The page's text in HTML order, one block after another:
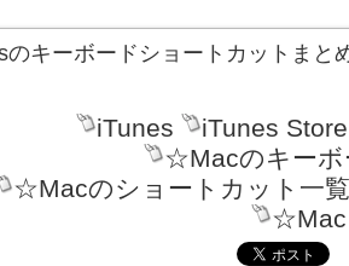
のキーボードショートカットまと
iTunes
iTunes Store
☆Macのキーボ
☆Macのショートカット一
☆Mac